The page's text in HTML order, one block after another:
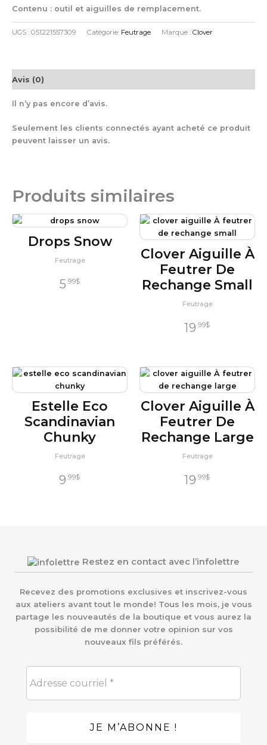
Contenu : outil et aiguilles de remplacement.
UGS : 051221557309 Catégorie: Feutrage Marque : Clover
Avis (0)
Il n’y pas encore d’avis.
Seulement les clients connectés ayant acheté ce produit
peuvent laisser un avis.
Produits similaires
Drops Snow
Feutrage
5 .99$
Clover Aiguille À
Feutrer De
Rechange Small
Feutrage
19 .99$
Estelle Eco
Scandinavian
Chunky
Feutrage
9 .99$
Clover Aiguille À
Feutrer De
Rechange Large
Feutrage
19.99$
Restez en contact avec l’infolettre
Recevez des promotions exclusives et inscrivez-vous
aux ateliers avant tout le monde! Tous les mois, je vous
partage les nouveautés de la boutique et vous aurez la
possibilité de me donner votre opinion sur vos
nouveaux fils préférés.